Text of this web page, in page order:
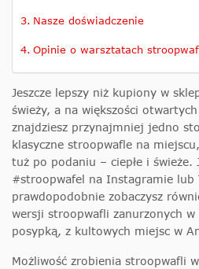
Nasze doświadczenie
Opinie o warsztatach
Jeszcze lepszy niż kupiony w
świeży, a na większości
znajdziesz przynajmniej jedno
klasyczne stroopwafle na
tuż po podaniu – ciepłe i świeże.
#stroopwafel na Instagramie lub
prawdopodobnie zobaczysz
wersji stroopwafli zanurzonych w
posypką, z kultowych miejsc w
Możliwość zrobienia stroopwafli